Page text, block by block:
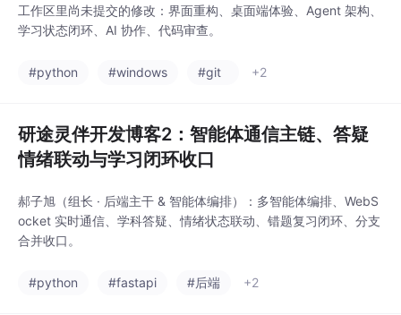
工作区里尚未提交的修改：界面重构、桌面端体验、Agent 架构、
学习状态闭环、AI 协作、代码审查。
#python #windows #git +2
研途灵伴开发博客2：智能体通信主链、答疑
情绪联动与学习闭环收口
郝子旭（组长 · 后端主干 & 智能体编排）：多智能体编排、WebS
ocket 实时通信、学科答疑、情绪状态联动、错题复习闭环、分支
合并收口。
#python #fastapi #后端 +2